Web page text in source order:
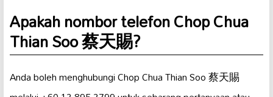
Apakah nombor telefon Chop Chua
Thian Soo 蔡天賜?
Anda boleh menghubungi Chop Chua Thian Soo 蔡天賜